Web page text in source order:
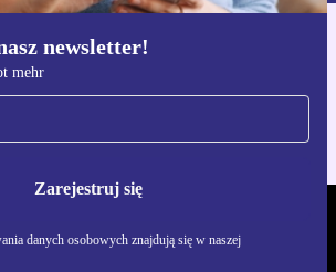
newsletter!
mehr
Zarejestruj się
danych osobowych znajdują się w naszej
Pobierz aplikację refurbed
Dla iOS i Android